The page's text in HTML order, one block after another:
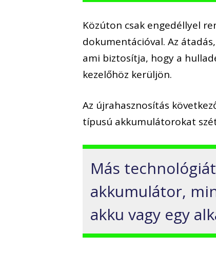
Közúton csak engedéllyel
dokumentációval. Az
ami biztosítja, hogy a
kezelőhöz kerüljön.
Az újrahasznosítás
típusú akkumulátorokat
Más
akkumulátor,
akku vagy egy